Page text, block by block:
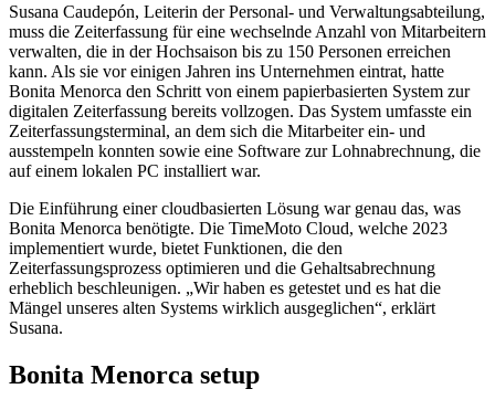
Susana Caudepón, Leiterin der Personal- und Verwaltungsabteilung,
muss die Zeiterfassung für eine wechselnde Anzahl von Mitarbeitern
verwalten, die in der Hochsaison bis zu 150 Personen erreichen
kann. Als sie vor einigen Jahren ins Unternehmen eintrat, hatte
Bonita Menorca den Schritt von einem papierbasierten System zur
digitalen Zeiterfassung bereits vollzogen. Das System umfasste ein
Zeiterfassungsterminal, an dem sich die Mitarbeiter ein- und
ausstempeln konnten sowie eine Software zur Lohnabrechnung, die
auf einem lokalen PC installiert war.
Die Einführung einer cloudbasierten Lösung war genau das, was
Bonita Menorca benötigte. Die TimeMoto Cloud, welche 2023
implementiert wurde, bietet Funktionen, die den
Zeiterfassungsprozess optimieren und die Gehaltsabrechnung
erheblich beschleunigen. „Wir haben es getestet und es hat die
Mängel unseres alten Systems wirklich ausgeglichen“, erklärt
Susana.
Bonita Menorca setup